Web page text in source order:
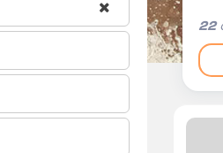
22